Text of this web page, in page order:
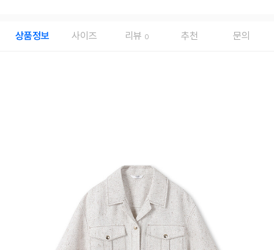
상품정보 사이즈 리뷰 0 추천 문의